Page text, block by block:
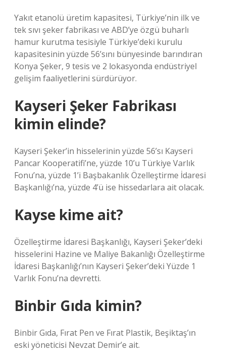
Yakıt etanolü üretim kapasitesi, Türkiye’nin ilk ve
tek sıvı şeker fabrikası ve ABD’ye özgü buharlı
hamur kurutma tesisiyle Türkiye’deki kurulu
kapasitesinin yüzde 56’sını bünyesinde barındıran
Konya Şeker, 9 tesis ve 2 lokasyonda endüstriyel
gelişim faaliyetlerini sürdürüyor.
Kayseri Şeker Fabrikası
kimin elinde?
Kayseri Şeker’in hisselerinin yüzde 56’sı Kayseri
Pancar Kooperatifi’ne, yüzde 10’u Türkiye Varlık
Fonu’na, yüzde 1’i Başbakanlık Özelleştirme İdaresi
Başkanlığı’na, yüzde 4’ü ise hissedarlara ait olacak.
Kayse kime ait?
Özelleştirme İdaresi Başkanlığı, Kayseri Şeker’deki
hisselerini Hazine ve Maliye Bakanlığı Özelleştirme
İdaresi Başkanlığı’nın Kayseri Şeker’deki Yüzde 1
Varlık Fonu’na devretti.
Binbir Gıda kimin?
Binbir Gıda, Fırat Pen ve Fırat Plastik, Beşiktaş’ın
eski yöneticisi Nevzat Demir’e ait.